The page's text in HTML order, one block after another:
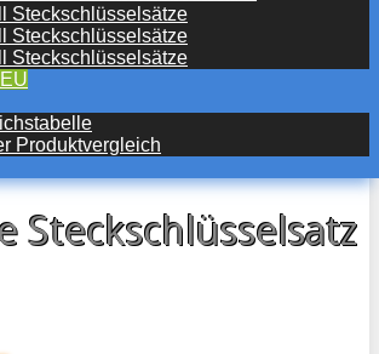
Steckschlüsselsätze
Steckschlüsselsätze
Steckschlüsselsätze
Produktvergleich
Steckschlüsselsatz